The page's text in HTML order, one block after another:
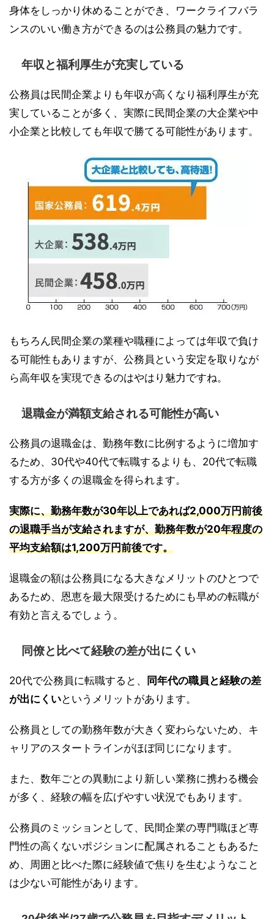
身体をしっかり休めることができ、ワークライフバラ
ンスのいい働き方ができるのは公務員の魅力です。
年収と福利厚生が充実している
公務員は民間企業よりも年収が高くなり福利厚生が充
実していることが多く、実際に民間企業の大企業や中
小企業と比較しても年収で勝てる可能性があります。
もちろん民間企業の業種や職種によっては年収で負け
る可能性もありますが、公務員という安定を取りなが
ら高年収を実現できるのはやはり魅力ですね。
退職金が満額支給される可能性が高い
公務員の退職金は、勤務年数に比例するように増加す
るため、30代や40代で転職するよりも、20代で転職
する方が多くの退職金を得られます。
実際に、勤務年数が30年以上であれば2,000万円前後
の退職手当が支給されますが、勤務年数が20年程度の
平均支給額は1,200万円前後です。
退職金の額は公務員になる大きなメリットのひとつで
あるため、恩恵を最大限受けるためにも早めの転職が
有効と言えるでしょう。
同僚と比べて経験の差が出にくい
20代で公務員に転職すると、
同年代の職員と経験の差
が出にくいというメリットがあります。
公務員としての勤務年数が大きく変わらないため、キ
ャリアのスタートラインがほぼ同じになります。
また、数年ごとの異動により新しい業務に携わる機会
が多く、経験の幅を広げやすい状況でもあります。
公務員のミッションとして、民間企業の専門職ほど専
門性の高くないポジションに配属されることもあるた
め、周囲と比べた際に経験値で焦りを生むようなこと
は少ない可能性があります。